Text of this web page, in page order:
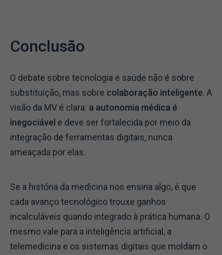
Conclusão
O debate sobre tecnologia e saúde não é sobre
substituição, mas sobre colaboração inteligente. A
visão da MV é clara: a autonomia médica é
inegociável e deve ser fortalecida por meio da
integração de ferramentas digitais, nunca
ameaçada por elas.
Se a história da medicina nos ensina algo, é que
cada avanço tecnológico trouxe ganhos
incalculáveis quando integrado à prática humana. O
mesmo vale para a inteligência artificial, a
telemedicina e os sistemas digitais que moldam o